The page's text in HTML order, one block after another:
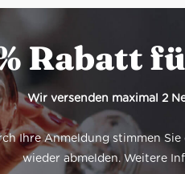
Rabatt
Wir versenden maximal 2
Ihre Anmeldung stimmen
wieder abmelden. Weitere